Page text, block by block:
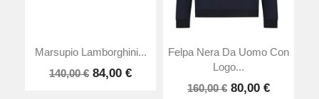
Marsupio Lamborghini...
140,00 € 84,00 €
Felpa Nera Da Uomo Con
Logo...
160,00 € 80,00 €